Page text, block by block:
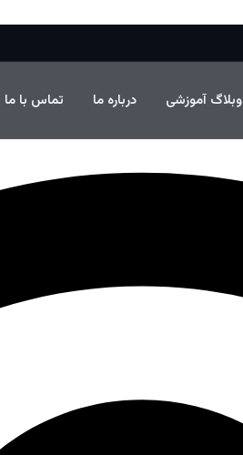
وبلاگ آموزشی درباره ما تماس با ما